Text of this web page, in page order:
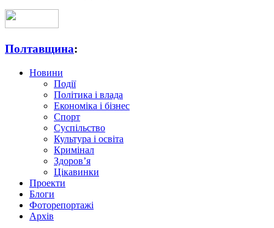
Полтавщина:
Новини
Події
Політика і влада
Економіка і бізнес
Спорт
Суспільство
Культура і освіта
Кримінал
Здоров’я
Цікавинки
Проекти
Блоги
Фоторепортажі
Архів